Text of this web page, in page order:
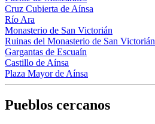
Cruz Cubierta de Aínsa
Río Ara
Monasterio de San Victorián
Ruinas del Monasterio de San Victorián
Gargantas de Escuaín
Castillo de Aínsa
Plaza Mayor de Aínsa
Pueblos cercanos